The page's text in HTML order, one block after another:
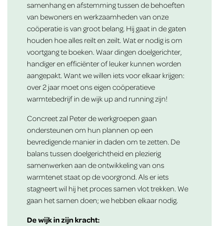
samenhang en afstemming tussen de behoeften
van bewoners en werkzaamheden van onze
coöperatie is van groot belang. Hij gaat in de gaten
houden hoe alles reilt en zeilt. Wat er nodig is om
voortgang te boeken. Waar dingen doelgerichter,
handiger en efficiënter of leuker kunnen worden
aangepakt. Want we willen iets voor elkaar krijgen:
over 2 jaar moet ons eigen coöperatieve
warmtebedrijf in de wijk up and running zijn!
Concreet zal Peter de werkgroepen gaan
ondersteunen om hun plannen op een
bevredigende manier in daden om te zetten. De
balans tussen doelgerichtheid en plezierig
samenwerken aan de ontwikkeling van ons
warmtenet staat op de voorgrond. Als er iets
stagneert wil hij het proces samen vlot trekken. We
gaan het samen doen; we hebben elkaar nodig.
De wijk in zijn kracht: